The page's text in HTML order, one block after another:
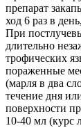
препарат
ход 6 раз в
При
длительно
трофических
пораженные
(марля в два
течение дня
поверхности
10-40 мл (курс